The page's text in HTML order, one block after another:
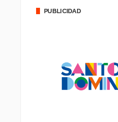
PUBLICIDAD